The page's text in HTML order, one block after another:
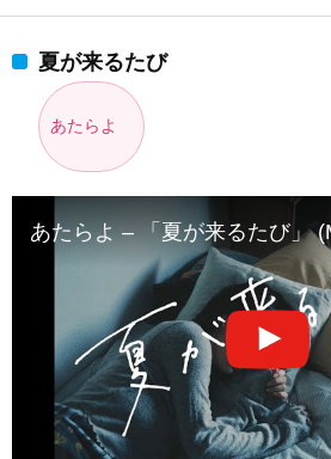
夏が来るたび
あたらよ
あたらよ – 「夏が来るたび」